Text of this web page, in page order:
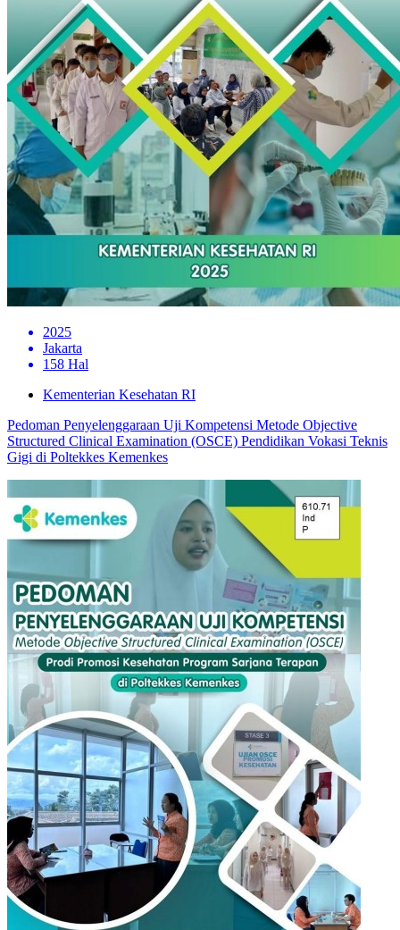
2025
Jakarta
158 Hal
Kementerian Kesehatan RI
Pedoman Penyelenggaraan Uji Kompetensi Metode Objective
Structured Clinical Examination (OSCE) Pendidikan Vokasi Teknis
Gigi di Poltekkes Kemenkes